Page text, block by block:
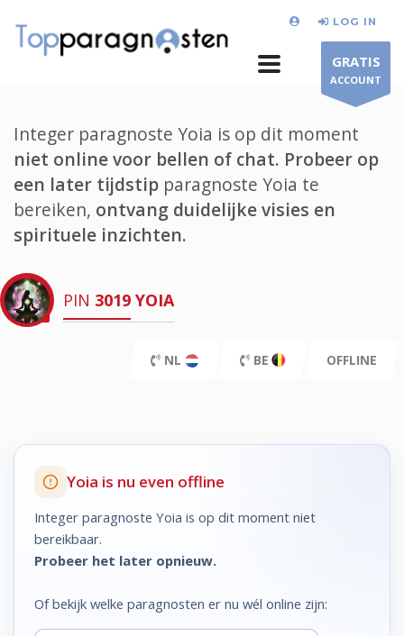
LOG IN
GRATIS
ACCOUNT
Integer paragnoste Yoia is op dit moment
niet online voor bellen of chat. Probeer op
een later tijdstip paragnoste Yoia te
bereiken, ontvang duidelijke visies en
spirituele inzichten.
PIN 3019 YOIA
NL BE OFFLINE
Yoia is nu even offline
Integer paragnoste Yoia is op dit moment niet
bereikbaar.
Probeer het later opnieuw.
Of bekijk welke paragnosten er nu wél online zijn: